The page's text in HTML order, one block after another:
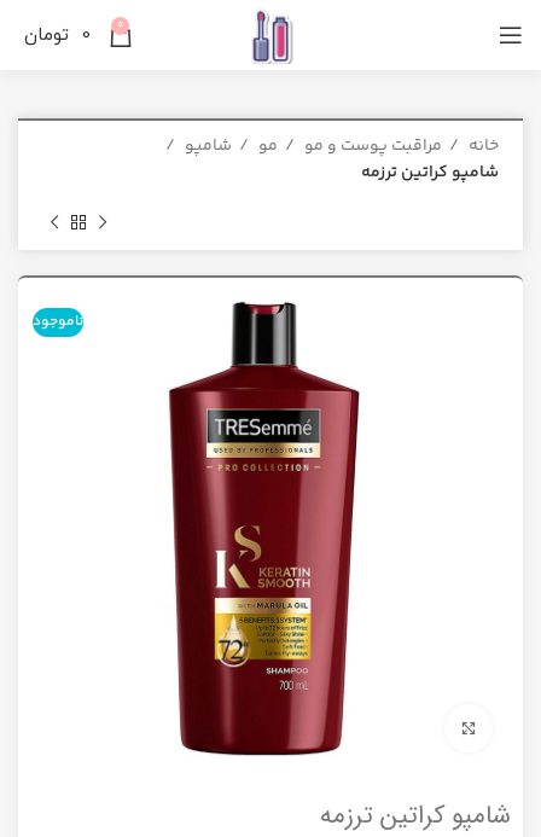
0
0 تومان
خانه مراقبت پوست و مو مو
شامپو
شامپو کراتین ترزمه
ناموجود
برای بزرگنمایی کلیک کنید
شامپو کراتین ترزمه